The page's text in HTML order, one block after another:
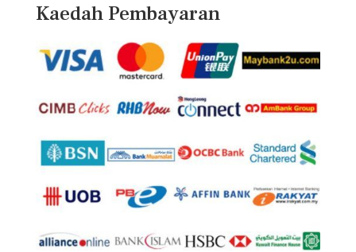
Kaedah Pembayaran